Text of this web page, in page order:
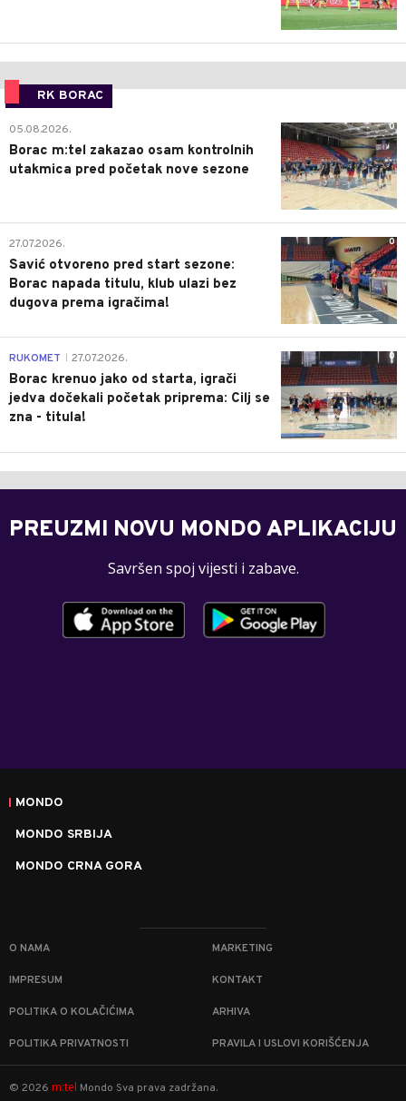
RK BORAC
0
05.08.2026.
Borac m:tel zakazao osam kontrolnih
utakmica pred početak nove sezone
0
27.07.2026.
Savić otvoreno pred start sezone:
Borac napada titulu, klub ulazi bez
dugova prema igračima!
0
RUKOMET 27.07.2026.
Borac krenuo jako od starta, igrači
jedva dočekali početak priprema: Cilj se
zna - titula!
PREUZMI NOVU MONDO APLIKACIJU
Savršen spoj vijesti i zabave.
MONDO
MONDO SRBIJA
MONDO CRNA GORA
O NAMA MARKETING
IMPRESUM KONTAKT
POLITIKA O KOLAČIĆIMA ARHIVA
POLITIKA PRIVATNOSTI PRAVILA I USLOVI KORIŠĆENJA
© 2026 m:tel Mondo Sva prava zadržana.